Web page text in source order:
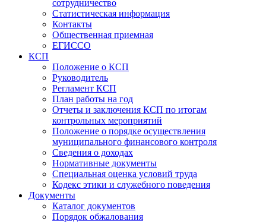
сотрудничество
Статистическая информация
Контакты
Общественная приемная
ЕГИССО
КСП
Положение о КСП
Руководитель
Регламент КСП
План работы на год
Отчеты и заключения КСП по итогам
контрольных мероприятий
Положение о порядке осуществления
муниципального финансового контроля
Сведения о доходах
Нормативные документы
Специальная оценка условий труда
Кодекс этики и служебного поведения
Документы
Каталог документов
Порядок обжалования